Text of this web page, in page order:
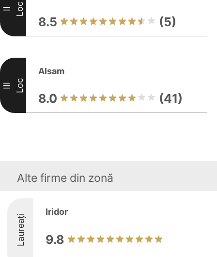
II Loc
8.5 (5)
III Loc
Alsam
8.0 (41)
Alte firme din zonă
Laureați
Iridor
9.8